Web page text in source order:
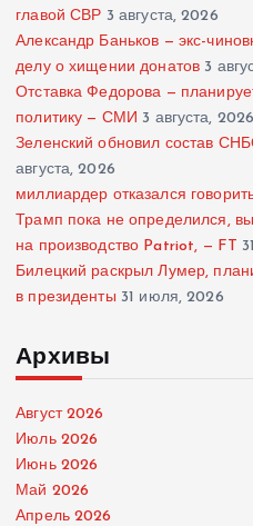
главой СВР 3 августа, 2026
Александр Баньков — экс-
делу о хищении донатов 3
Отставка Федорова —
политику — СМИ 3 августа, 2026
Зеленский обновил состав
августа, 2026
миллиардер отказался
Трамп пока не определился,
на производство Patriot, — FT
Билецкий раскрыл Лумер,
в президенты 31 июля, 2026
Архивы
Август 2026
Июль 2026
Июнь 2026
Май 2026
Апрель 2026